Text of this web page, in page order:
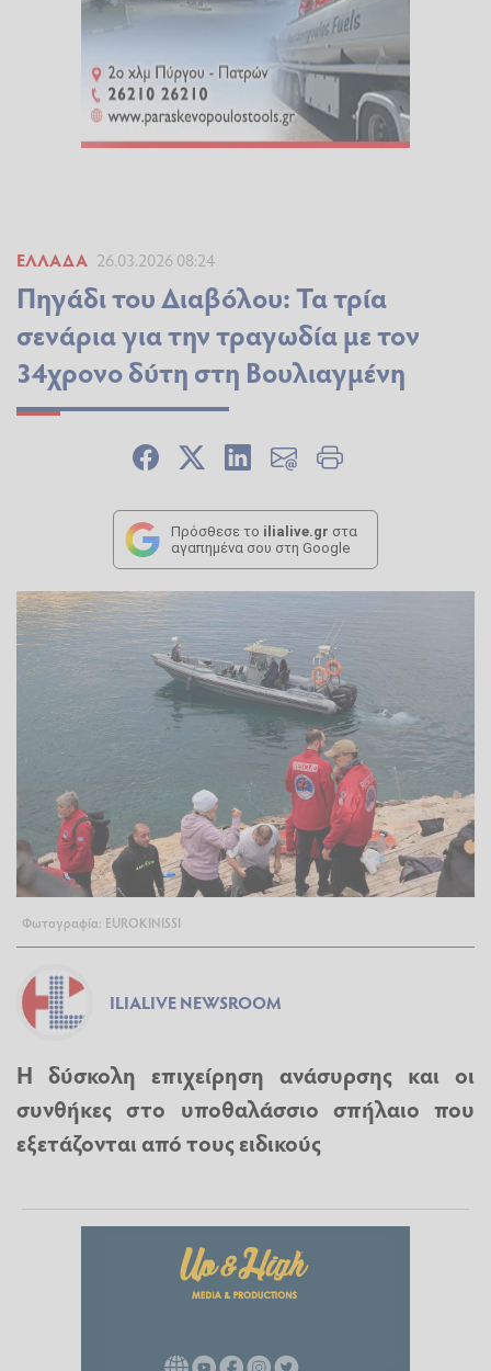
ΕΛΛΆΔΑ 26.03.2026 08:24
Πηγάδι του Διαβόλου: Τα τρία
σενάρια για την τραγωδία με τον
34χρονο δύτη στη Βουλιαγμένη
Πρόσθεσε το ilialive.gr στα
αγαπημένα σου στη Google
Φωτογραφία: EUROKINISSI
ILIALIVE NEWSROOM
Η δύσκολη επιχείρηση ανάσυρσης και οι
συνθήκες στο υποθαλάσσιο σπήλαιο που
εξετάζονται από τους ειδικούς